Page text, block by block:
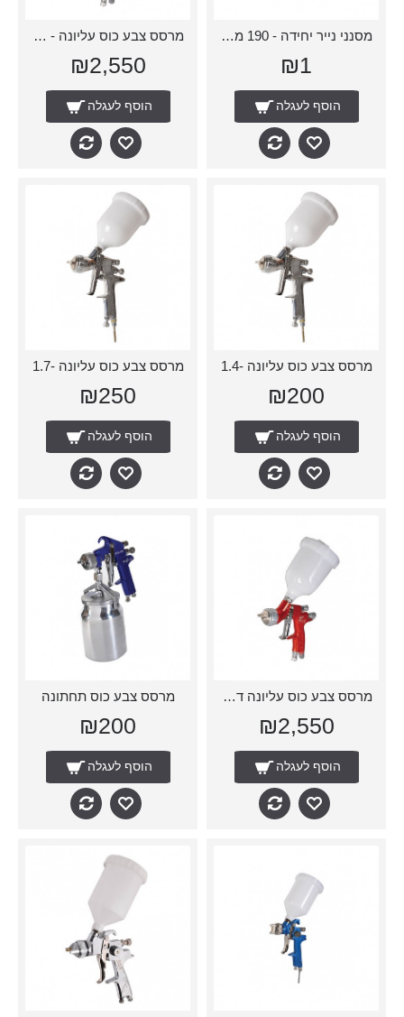
מסנני נייר יחידה - 190 מיקרון
₪1
הוסף לעגלה
מרסס צבע כוס עליונה - דוילויס
₪2,550
הוסף לעגלה
מרסס צבע כוס עליונה -1.4
₪200
הוסף לעגלה
מרסס צבע כוס עליונה -1.7
₪250
הוסף לעגלה
מרסס צבע כוס עליונה דווילביס
₪2,550
הוסף לעגלה
מרסס צבע כוס תחתונה
₪200
הוסף לעגלה